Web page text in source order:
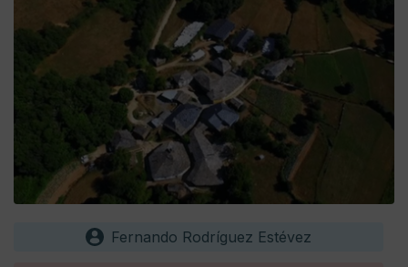
Fernando Rodríguez Estévez